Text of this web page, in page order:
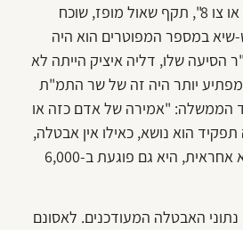
קודם – מכתב פיטורים או צו 8", תקף שאול מופז, שוכח
במספר המפוטרים הוא היה
הסיעה שלו, דליה איציק הייתה לא
יותר היה זה של שר התמ"ת
הממשלה: "אמירה של אדם כזה או
הוא נושא, כאילו אין אבטלה,
לא רק שהיא אמירה לא אחראית, היא גם פוגעת ב-6,000
האבטלה המעודכנים. לאסונם